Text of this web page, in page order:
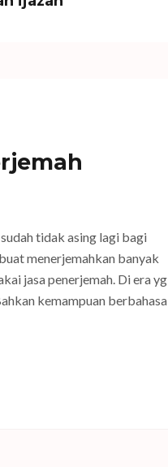
tidak asing lagi bagi
menerjemahkan banyak
jasa penerjemah. Di era yg
kemampuan berbahasa